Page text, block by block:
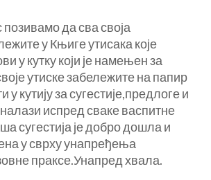
да сва своја
у Књиге утисака које
у кутку који је намењен за
утиске забележите на папир
у кутију за сугестије,предлоге и
испред сваке васпитне
сугестија је добро дошла и
у сврху унапређења
праксе.Унапред хвала.